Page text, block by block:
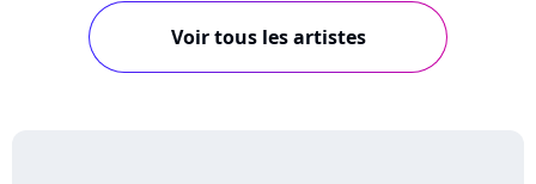
Voir tous les artistes